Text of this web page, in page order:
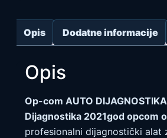
Opis Dodatne informacije
Opis
Op-com AUTO
Dijagnostika 2021god opcom
profesionalni dijagnostički alat